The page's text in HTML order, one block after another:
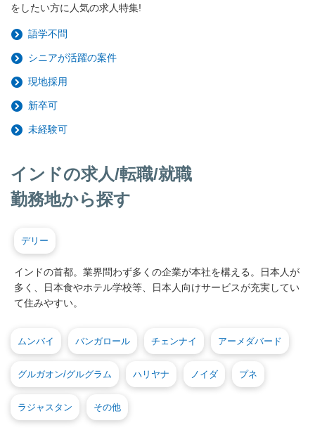
をしたい方に人気の求人特集!
語学不問
シニアが活躍の案件
現地採用
新卒可
未経験可
インドの求人/転職/就職
勤務地から探す
デリー
インドの首都。業界問わず多くの企業が本社を構える。日本人が
多く、日本食やホテル学校等、日本人向けサービスが充実してい
て住みやすい。
ムンバイ バンガロール チェンナイ アーメダバード
グルガオン/グルグラム ハリヤナ ノイダ プネ
ラジャスタン その他